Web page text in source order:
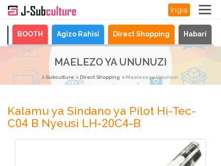
Ingia
BOOTH Agizo Rahisi Direct Shopping Habari
MAELEZO YA UNUNUZI
J-Subculture Direct Shopping Maelezo ya Ununuzi
Kalamu ya Sindano ya Pilot Hi-Tec-
C04 B Nyeusi LH-20C4-B